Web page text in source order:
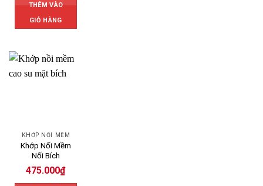
THÊM VÀO
GIỎ HÀNG
KHỚP NỐI MỀM
Khớp Nối Mềm
Nối Bích
475.000₫